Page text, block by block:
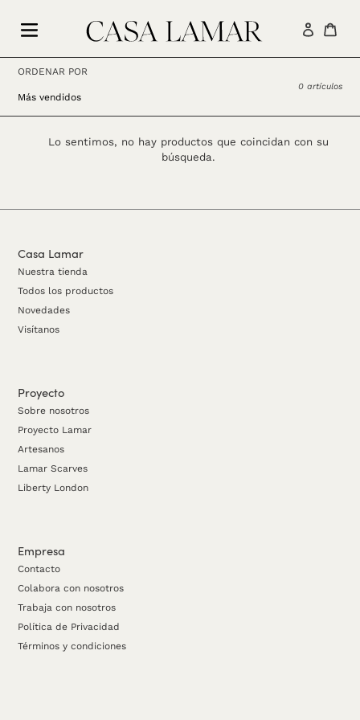
directamente
contenido
Ingresar
ORDENAR POR
0 artículos
Lo sentimos, no hay productos que coincidan con su
búsqueda.
Casa Lamar
Nuestra tienda
Todos los productos
Novedades
Visítanos
Proyecto
Sobre nosotros
Proyecto Lamar
Artesanos
Lamar Scarves
Liberty London
Empresa
Contacto
Colabora con nosotros
Trabaja con nosotros
Política de Privacidad
Términos y condiciones